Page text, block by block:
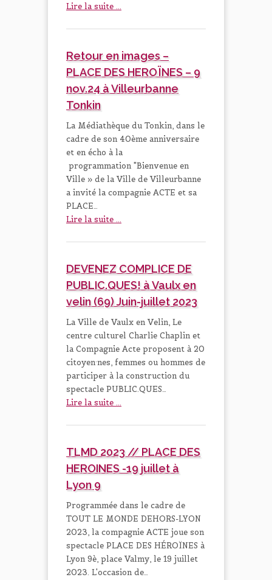
Lire la suite ...
Retour en images –
PLACE DES HEROÏNES – 9
nov.24 à Villeurbanne
Tonkin
La Médiathèque du Tonkin, dans le
cadre de son 40ème anniversaire
et en écho à la
programmation "Bienvenue en
Ville » de la Ville de Villeurbanne
a invité la compagnie ACTE et sa
PLACE…
Lire la suite ...
DEVENEZ COMPLICE DE
PUBLIC.QUES! à Vaulx en
velin (69) Juin-juillet 2023
La Ville de Vaulx en Velin, Le
centre culturel Charlie Chaplin et
la Compagnie Acte proposent à 20
citoyen·nes, femmes ou hommes de
participer à la construction du
spectacle PUBLIC.QUES…
Lire la suite ...
TLMD 2023 // PLACE DES
HEROINES -19 juillet à
Lyon 9
Programmée dans le cadre de
TOUT LE MONDE DEHORS-LYON
2023, la compagnie ACTE joue son
spectacle PLACE DES HÉROÏNES à
Lyon 9è, place Valmy, le 19 juillet
2023. L'occasion de…